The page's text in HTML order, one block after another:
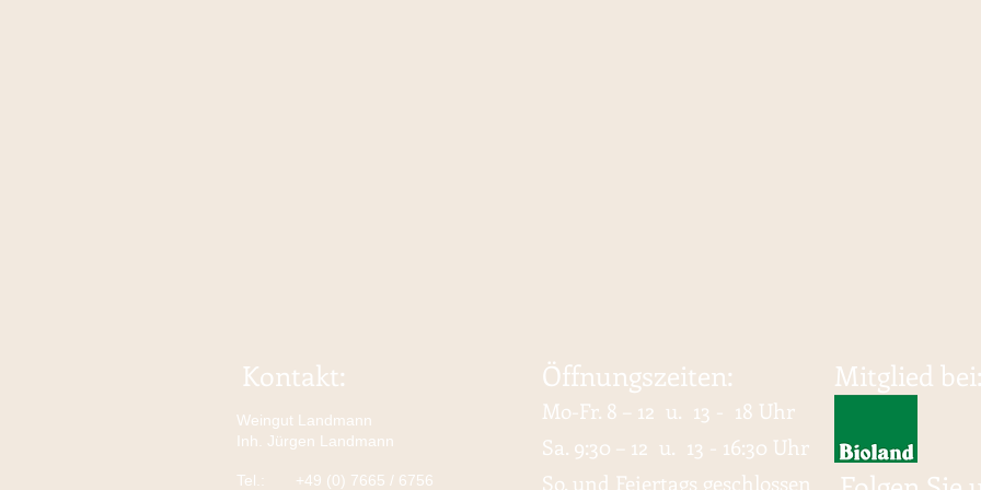
Weingut Landmann
Inh. Jürgen Landmann
Tel.: +49 (0) 7665 / 6756
Kontakt: Mitglied bei:
Öffnungszeiten:
Mo-Fr. 8
– 12 u. 13 - 18 Uhr
Sa. 9:30 – 12 u. 13 - 16:30 Uhr
So. und Feiertags geschlossen